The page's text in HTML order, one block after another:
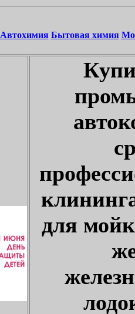
Автохимия Бытовая химия
для